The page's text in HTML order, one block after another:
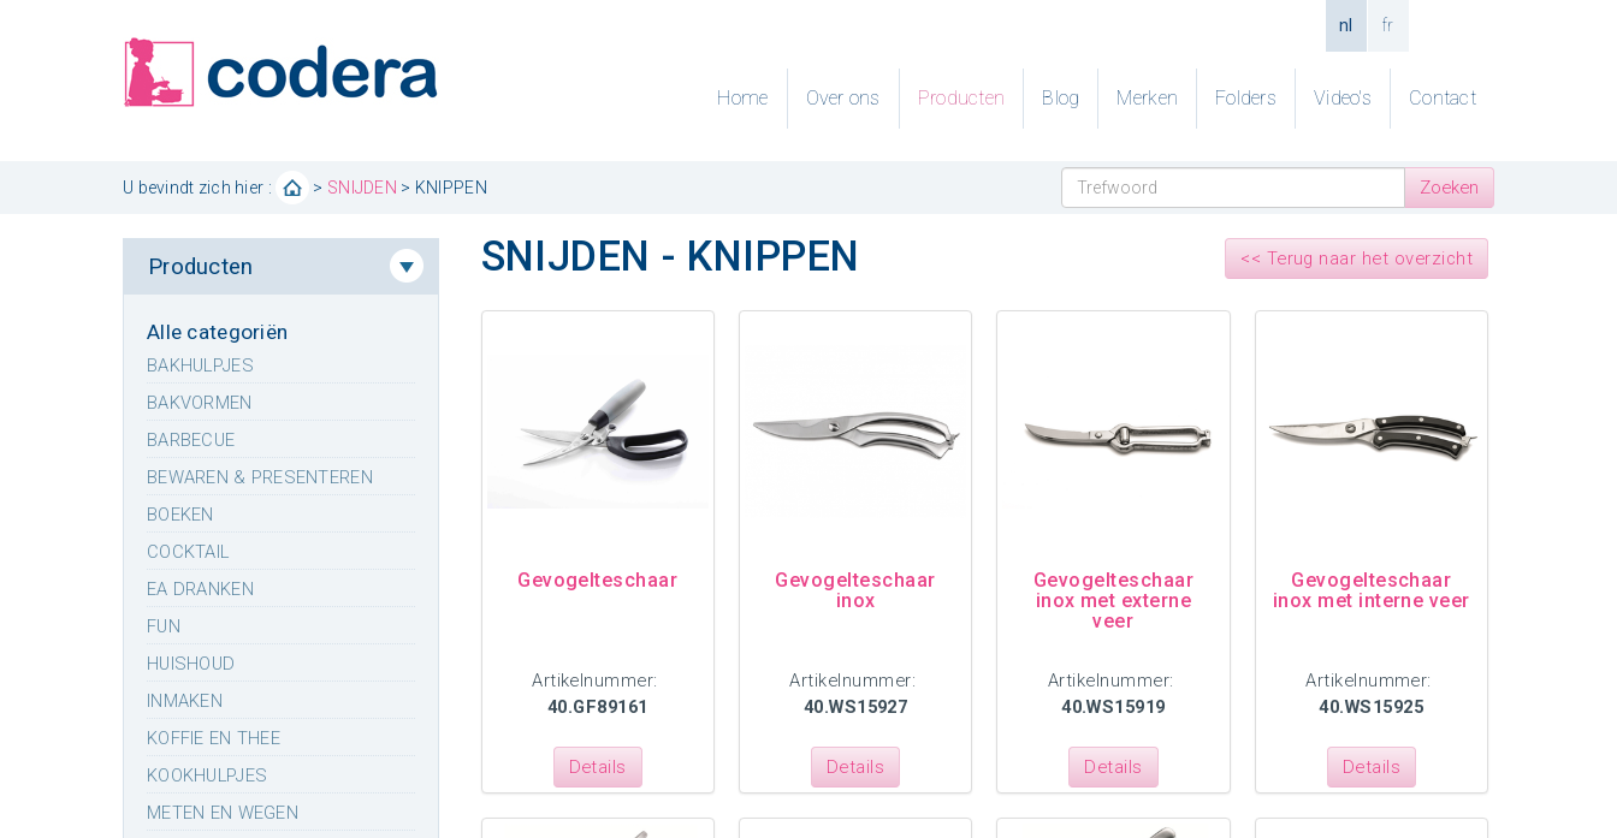
nl fr
Home Over ons Producten Blog Merken Folders Video's Contact
U bevindt zich hier : > SNIJDEN > KNIPPEN
Producten
Alle categoriën
BAKHULPJES
BAKVORMEN
BARBECUE
BEWAREN & PRESENTEREN
BOEKEN
COCKTAIL
EA DRANKEN
FUN
HUISHOUD
INMAKEN
KOFFIE EN THEE
KOOKHULPJES
METEN EN WEGEN
<< Terug naar het overzicht
SNIJDEN - KNIPPEN
Gevogelteschaar
Artikelnummer:
40.GF89161
Details
Gevogelteschaar
inox
Artikelnummer:
40.WS15927
Details
Gevogelteschaar
inox met externe
veer
Artikelnummer:
40.WS15919
Details
Gevogelteschaar
inox met interne veer
Artikelnummer:
40.WS15925
Details